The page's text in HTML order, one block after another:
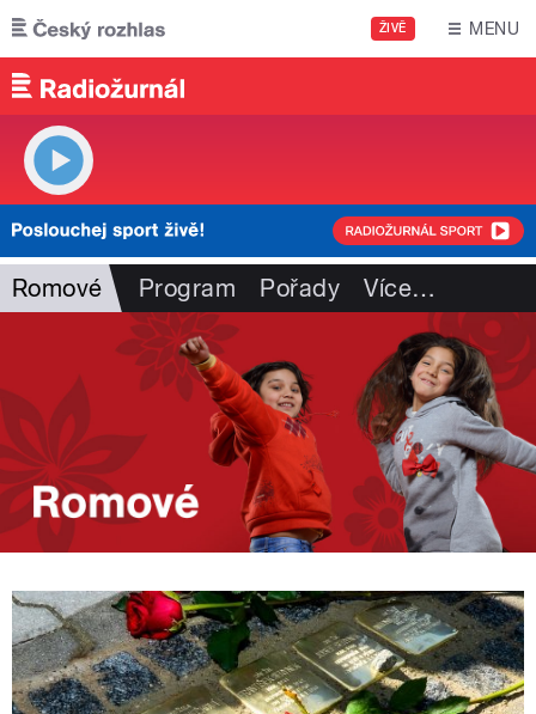
Přejít k hlavnímu obsahu
ŽIVĚ MENU
Romové Program Pořady Více…